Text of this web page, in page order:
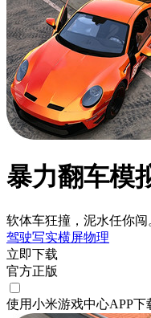
暴力翻车模
软体车狂撞，泥水任你闯
驾驶写实横屏物理
立即下载
官方正版
使用小米游戏中心APP下